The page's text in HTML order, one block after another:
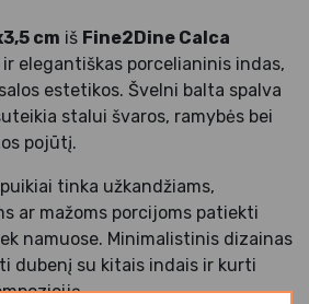
cm iš Fine2Dine Calca
elegantiškas porcelianinis indas,
estetikos. Švelni balta spalva
stalui švaros, ramybės bei
pojūtį.
tinka užkandžiams,
ar mažoms porcijoms patiekti
namuose. Minimalistinis dizainas
dubenį su kitais indais ir kurti